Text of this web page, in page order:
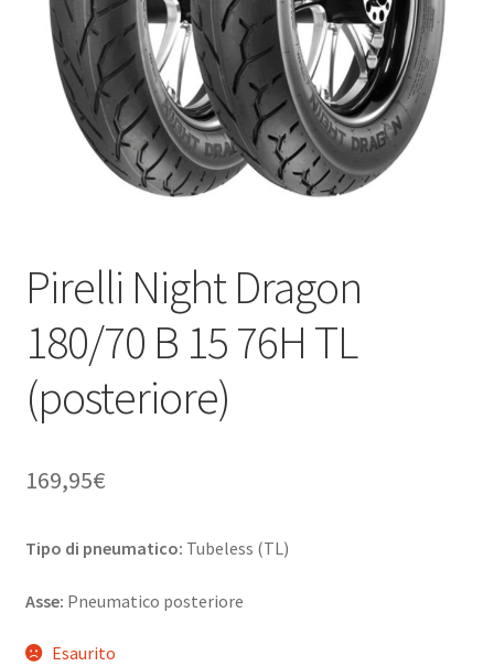
child
Pirelli Night Dragon
180/70 B 15 76H TL
(posteriore)
169,95€
Tipo di pneumatico: Tubeless (TL)
Asse: Pneumatico posteriore
Esaurito